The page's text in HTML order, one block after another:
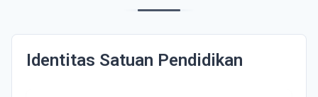
Identitas Satuan Pendidikan